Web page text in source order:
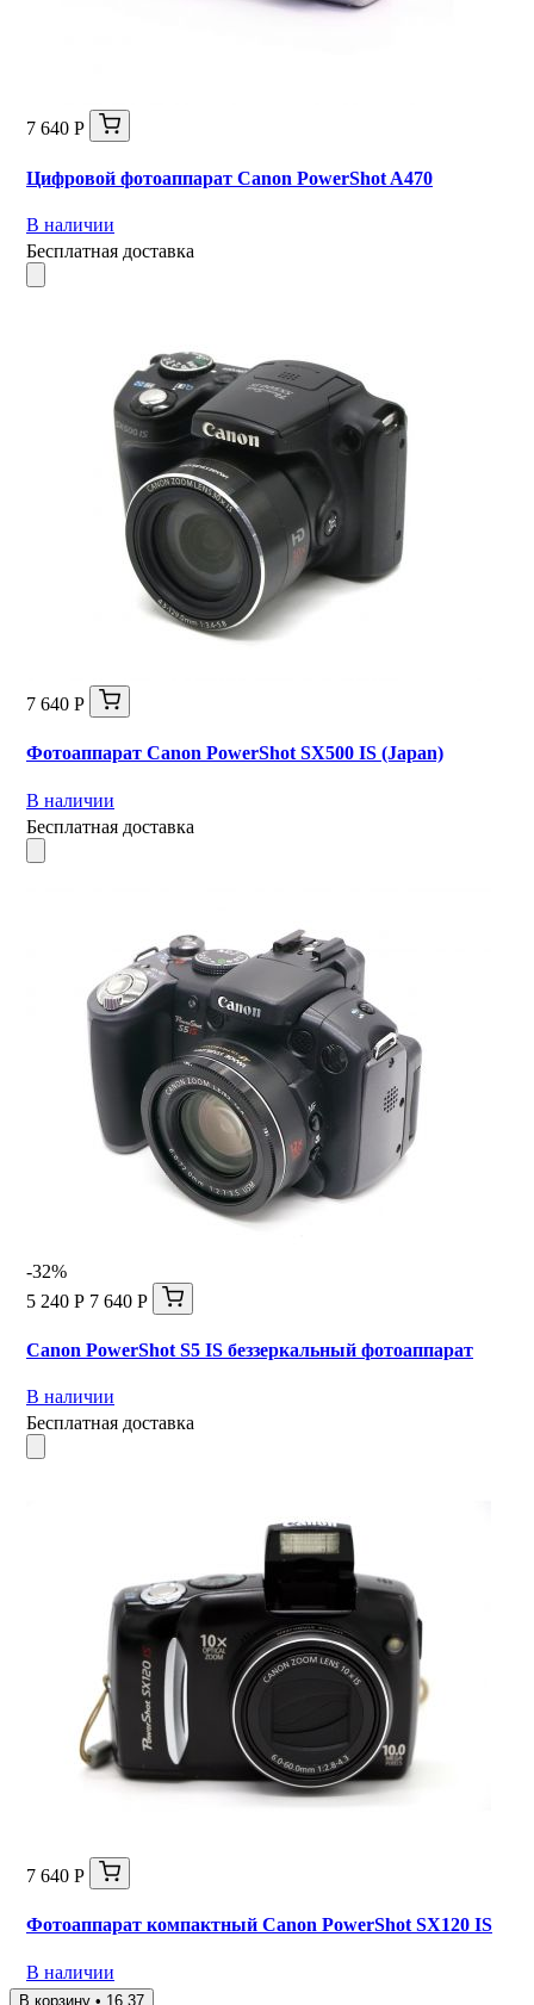
7 640 Р
Цифровой фотоаппарат Canon PowerShot A470
В наличии
Бесплатная доставка
7 640 Р
Фотоаппарат Canon PowerShot SX500 IS (Japan)
В наличии
Бесплатная доставка
-32%
5 240 Р 7 640 Р
Canon PowerShot S5 IS беззеркальный фотоаппарат
В наличии
Бесплатная доставка
7 640 Р
Фотоаппарат компактный Canon PowerShot SX120 IS
В наличии
В корзину • 16 37